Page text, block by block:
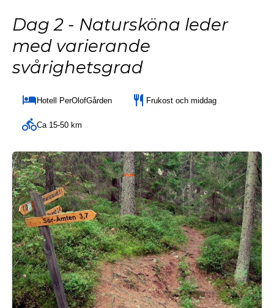
Dag 2 - Natursköna leder
med varierande
svårighetsgrad
Hotell PerOlofGården Frukost och middag
Ca 15-50 km